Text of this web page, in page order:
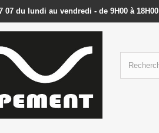
07 du lundi au vendredi - de 9H00 à 18H00